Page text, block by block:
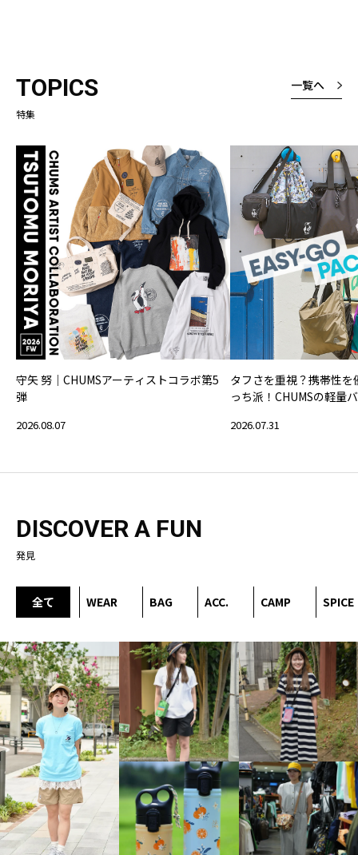
TOPICS
特集
一覧へ
守矢 努｜CHUMSアーティストコラボ第5
弾
2026.08.07
タフさを重視？携帯性
っち派！CHUMSの軽量
2026.07.31
DISCOVER A FUN
発見
全て WEAR BAG ACC. CAMP SPICE